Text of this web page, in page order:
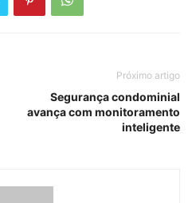
Próximo artigo
Segurança condominial
avança com monitoramento
inteligente